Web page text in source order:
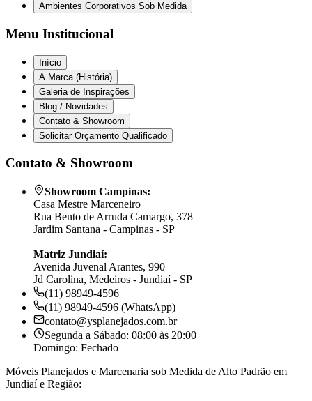
Ambientes Corporativos Sob Medida
Menu Institucional
Início
A Marca (História)
Galeria de Inspirações
Blog / Novidades
Contato & Showroom
Solicitar Orçamento Qualificado
Contato & Showroom
Showroom Campinas:
Casa Mestre Marceneiro
Rua Bento de Arruda Camargo, 378
Jardim Santana - Campinas - SP
Matriz Jundiaí:
Avenida Juvenal Arantes, 990
Jd Carolina, Medeiros - Jundiaí - SP
(11) 98949-4596
(11) 98949-4596 (WhatsApp)
contato@ysplanejados.com.br
Segunda a Sábado: 08:00 às 20:00
Domingo: Fechado
Móveis Planejados e Marcenaria sob Medida de Alto Padrão em
Jundiaí e Região: